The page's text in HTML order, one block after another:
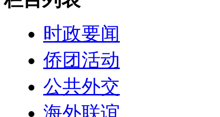
时政要闻
侨团活动
公共外交
海外联谊